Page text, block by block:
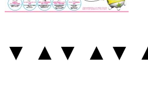
▼ ▲▼ ▲▼